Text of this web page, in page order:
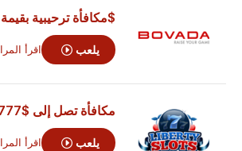
$مكافأة ترحيبية بقيمة 3000
يلعب اقرأ
مكافأة تصل إلى$777
يلعب اقرأ